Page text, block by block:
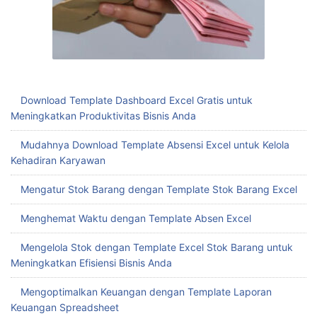
Download Template Dashboard Excel Gratis untuk
Meningkatkan Produktivitas Bisnis Anda
Mudahnya Download Template Absensi Excel untuk Kelola
Mengatur Stok Barang dengan Template Stok Barang Excel
Menghemat Waktu dengan Template Absen Excel
Mengelola Stok dengan Template Excel Stok Barang untuk
Meningkatkan Efisiensi Bisnis Anda
Mengoptimalkan Keuangan dengan Template Laporan
Keuangan Spreadsheet
Optimalkan Pengeluaran Usaha dengan Template Nota Excel
Kustom
Laporan Keuangan Template Excel vs Google Sheets Mana
Lebih Tepat